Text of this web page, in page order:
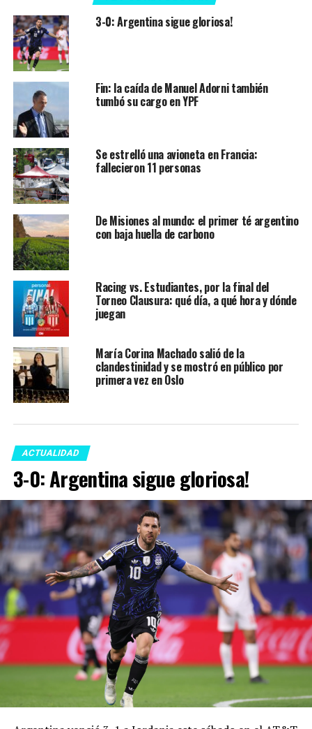
3-0: Argentina sigue gloriosa!
Fin: la caída de Manuel Adorni también
tumbó su cargo en YPF
Se estrelló una avioneta en Francia:
fallecieron 11 personas
De Misiones al mundo: el primer té argentino
con baja huella de carbono
Racing vs. Estudiantes, por la final del
Torneo Clausura: qué día, a qué hora y dónde
juegan
María Corina Machado salió de la
clandestinidad y se mostró en público por
primera vez en Oslo
ACTUALIDAD
3-0: Argentina sigue gloriosa!